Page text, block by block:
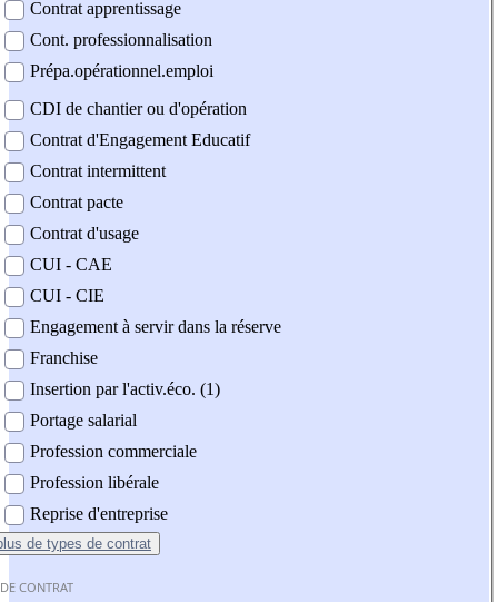
Contrat apprentissage
Cont. professionnalisation
Prépa.opérationnel.emploi
CDI de chantier ou d'opération
Contrat d'Engagement Educatif
Contrat intermittent
Contrat pacte
Contrat d'usage
CUI - CAE
CUI - CIE
Engagement à servir dans la réserve
Franchise
Insertion par l'activ.éco. (1)
Portage salarial
Profession commerciale
Profession libérale
Reprise d'entreprise
de types de contrat
CONTRAT